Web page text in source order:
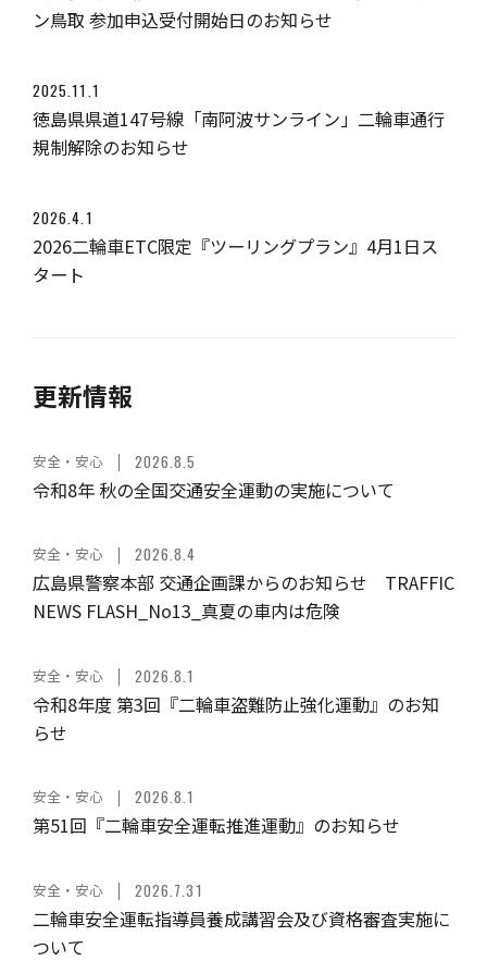
ン鳥取 参加申込受付開始日のお知らせ
2025.11.1
徳島県県道147号線「南阿波サンライン」二輪車通行
規制解除のお知らせ
2026.4.1
2026二輪車ETC限定『ツーリングプラン』4月1日ス
タート
更新情報
安全・安心 2026.8.5
令和8年 秋の全国交通安全運動の実施について
安全・安心 2026.8.4
広島県警察本部 交通企画課からのお知らせ TRAFFIC
NEWS FLASH_No13_真夏の車内は危険
安全・安心 2026.8.1
令和8年度 第3回『二輪車盗難防止強化運動』のお知
らせ
安全・安心 2026.8.1
第51回『二輪車安全運転推進運動』のお知らせ
安全・安心 2026.7.31
二輪車安全運転指導員養成講習会及び資格審査実施に
ついて